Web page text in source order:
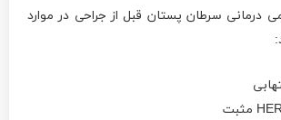
درمانی سرطان پستان قبل از جراحی در موارد